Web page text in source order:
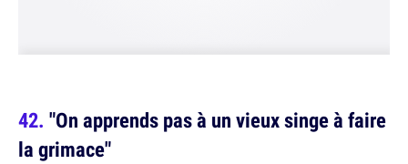
"On apprends pas à un vieux singe à faire
la grimace"